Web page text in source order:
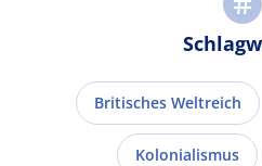
Britisches Weltreich
Kolonialismus